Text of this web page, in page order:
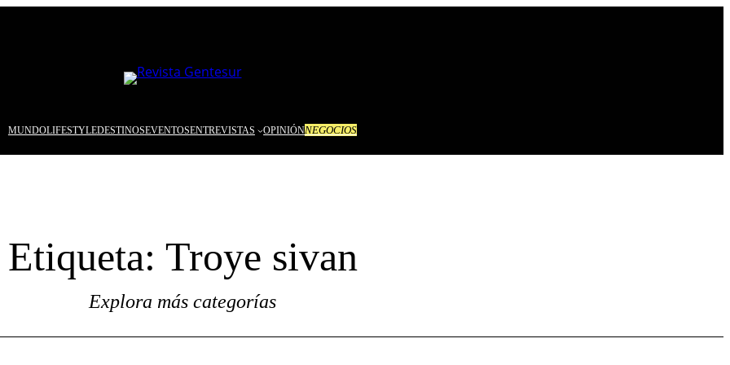
MUNDOLIFESTYLEDESTINOSEVENTOSENTREVISTAS OPINIÓNNEGOCIOS
Etiqueta: Troye sivan
Explora más categorías